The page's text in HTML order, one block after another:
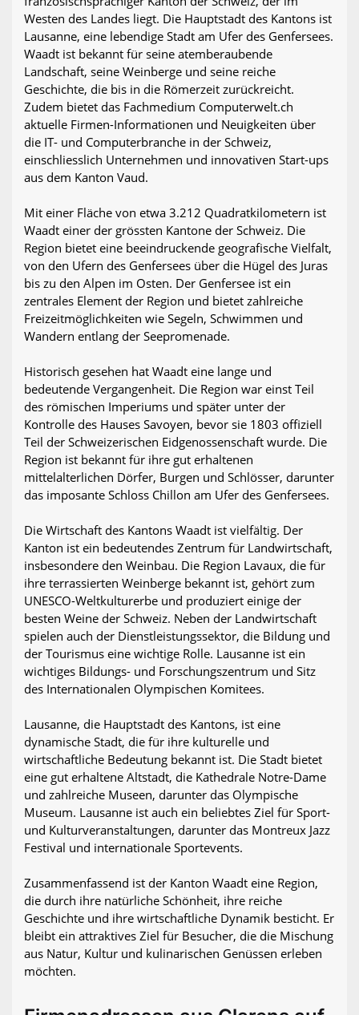
Westen des Landes liegt. Die Hauptstadt des Kantons ist
Lausanne, eine lebendige Stadt am Ufer des Genfersees.
Waadt ist bekannt für seine atemberaubende
Landschaft, seine Weinberge und seine reiche
Geschichte, die bis in die Römerzeit zurückreicht.
Zudem bietet das Fachmedium Computerwelt.ch
aktuelle Firmen-Informationen und Neuigkeiten über
die IT- und Computerbranche in der Schweiz,
einschliesslich Unternehmen und innovativen Start-ups
aus dem Kanton Vaud.
Mit einer Fläche von etwa 3.212 Quadratkilometern ist
Waadt einer der grössten Kantone der Schweiz. Die
Region bietet eine beeindruckende geografische Vielfalt,
von den Ufern des Genfersees über die Hügel des Juras
bis zu den Alpen im Osten. Der Genfersee ist ein
zentrales Element der Region und bietet zahlreiche
Freizeitmöglichkeiten wie Segeln, Schwimmen und
Wandern entlang der Seepromenade.
Historisch gesehen hat Waadt eine lange und
bedeutende Vergangenheit. Die Region war einst Teil
des römischen Imperiums und später unter der
Kontrolle des Hauses Savoyen, bevor sie 1803 offiziell
Teil der Schweizerischen Eidgenossenschaft wurde. Die
Region ist bekannt für ihre gut erhaltenen
mittelalterlichen Dörfer, Burgen und Schlösser, darunter
das imposante Schloss Chillon am Ufer des Genfersees.
Die Wirtschaft des Kantons Waadt ist vielfältig. Der
Kanton ist ein bedeutendes Zentrum für Landwirtschaft,
insbesondere den Weinbau. Die Region Lavaux, die für
ihre terrassierten Weinberge bekannt ist, gehört zum
UNESCO-Weltkulturerbe und produziert einige der
besten Weine der Schweiz. Neben der Landwirtschaft
spielen auch der Dienstleistungssektor, die Bildung und
der Tourismus eine wichtige Rolle. Lausanne ist ein
wichtiges Bildungs- und Forschungszentrum und Sitz
des Internationalen Olympischen Komitees.
Lausanne, die Hauptstadt des Kantons, ist eine
dynamische Stadt, die für ihre kulturelle und
wirtschaftliche Bedeutung bekannt ist. Die Stadt bietet
eine gut erhaltene Altstadt, die Kathedrale Notre-Dame
und zahlreiche Museen, darunter das Olympische
Museum. Lausanne ist auch ein beliebtes Ziel für Sport-
und Kulturveranstaltungen, darunter das Montreux Jazz
Festival und internationale Sportevents.
Zusammenfassend ist der Kanton Waadt eine Region,
die durch ihre natürliche Schönheit, ihre reiche
Geschichte und ihre wirtschaftliche Dynamik besticht. Er
bleibt ein attraktives Ziel für Besucher, die die Mischung
aus Natur, Kultur und kulinarischen Genüssen erleben
möchten.